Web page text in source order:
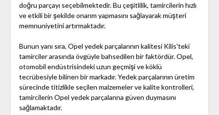
doğru parçayı seçebilmektedir. Bu çeşitlilik, tamircilerin hızlı
ve etkili bir şekilde onarım yapmasını sağlayarak müşteri
memnuniyetini artırmaktadır.
Bunun yanı sıra, Opel yedek parçalarının kalitesi Kilis'teki
tamirciler arasında övgüyle bahsedilen bir faktördür. Opel,
otomobil endüstrisindeki uzun geçmişi ve köklü
tecrübesiyle bilinen bir markadır. Yedek parçalarının üretim
sürecinde titizlikle seçilen malzemeler ve kalite kontrolleri,
tamircilerin Opel yedek parçalarına güven duymasını
sağlamaktadır.